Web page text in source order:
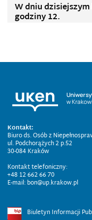
W dniu
godziny 12.
w
Kontakt:
Biuro ds. Osób z
ul. Podchorążych 2 p.52
30-084 Kraków
Kontakt telefoniczny:
+48 12 662 66 70
E-mail: bon@up.krakow.pl
Biuletyn Informacji